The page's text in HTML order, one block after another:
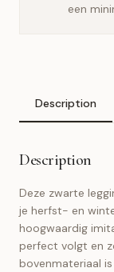
een
Description
Description
Deze zwarte
je herfst- en
hoogwaardig
perfect volgt en
bovenmateriaal